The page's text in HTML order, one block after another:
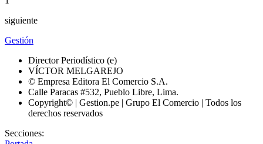
siguiente
Gestión
Director Periodístico (e)
VÍCTOR MELGAREJO
© Empresa Editora El Comercio S.A.
Calle Paracas #532, Pueblo Libre, Lima.
Copyright© | Gestion.pe | Grupo El Comercio | Todos los
derechos reservados
Secciones: